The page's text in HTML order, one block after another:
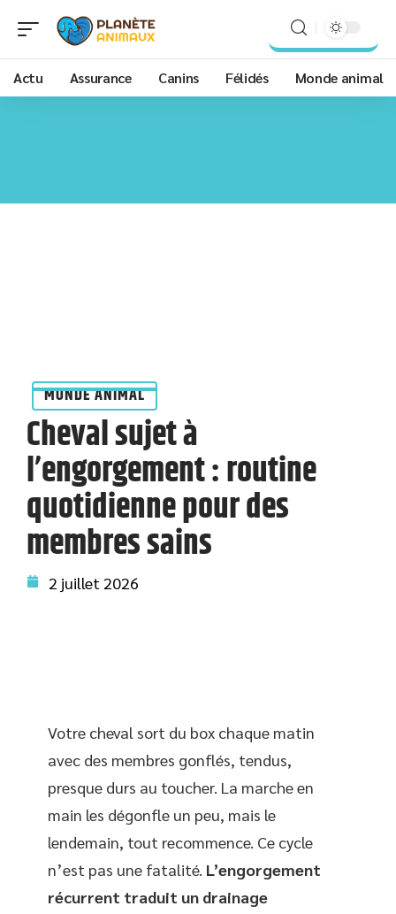
Actu Assurance Canins Félidés Monde animal
MONDE ANIMAL
Cheval sujet à
l’engorgement : routine
quotidienne pour des
membres sains
2 juillet 2026
Votre cheval sort du box chaque matin
avec des membres gonflés, tendus,
presque durs au toucher. La marche en
main les dégonfle un peu, mais le
lendemain, tout recommence. Ce cycle
n’est pas une fatalité. L’engorgement
récurrent traduit un drainage